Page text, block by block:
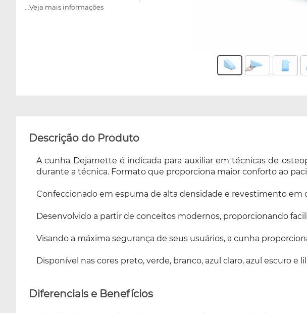
Desenvolvido a partir de conceitos modernos,
...Veja mais informações
Descrição do Produto
A cunha Dejarnette é indicada para auxiliar em técnicas de
durante a técnica. Formato que proporciona maior conforto ao
Confeccionado em espuma de alta densidade e revestimento
Desenvolvido a partir de conceitos modernos, proporcionando
Visando a máxima segurança de seus usuários, a cunha
Disponível nas cores preto, verde, branco, azul claro, azul escuro
Diferenciais e Benefícios